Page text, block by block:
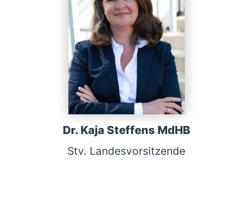
Dr. Kaja Steffens MdHB
Stv. Landesvorsitzende